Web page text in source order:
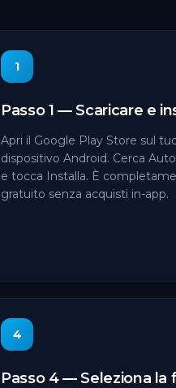
1
Passo 1 — Scaricare e
Apri il Google Play Store sul
dispositivo Android. Cerca
e tocca Installa. È
gratuito senza acquisti in-app.
4
Passo 4 — Seleziona la